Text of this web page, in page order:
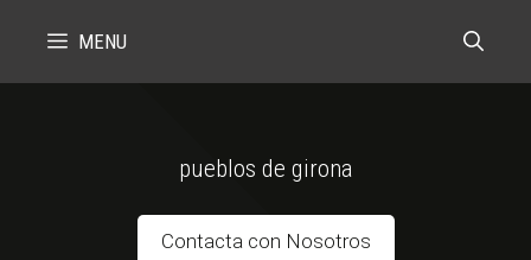
MENU
pueblos de girona
Contacta con Nosotros